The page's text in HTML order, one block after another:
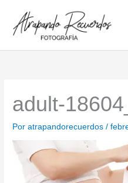
contenido
adult-
Poratrapandorecuerdos/